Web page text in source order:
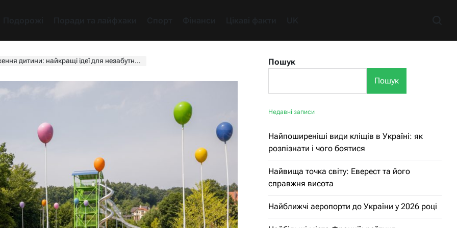
найкращі ідеї для незабутнього свята
Пошук
Пошук
Недавні записи
Найпоширеніші види кліщів в Україні: як
розпізнати і чого боятися
Найвища точка світу: Еверест та його
справжня висота
Найближчі аеропорти до України у 2026 році